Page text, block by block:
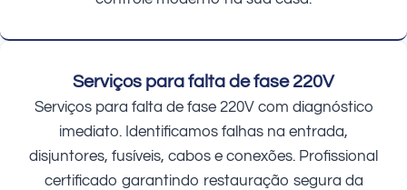
Serviços para falta de fase 220V
Serviços para falta de fase 220V com diagnóstico
imediato. Identificamos falhas na entrada,
disjuntores, fusíveis, cabos e conexões. Profissional
certificado garantindo restauração segura da